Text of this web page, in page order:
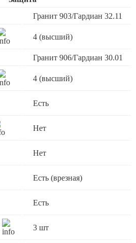
Гранит 903/Гардиан 32.11
4 (высший)
Гранит 906/Гардиан 30.01
4 (высший)
Есть
Нет
Нет
Есть (врезная)
Есть
3 шт